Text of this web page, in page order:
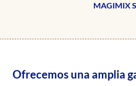
MAGIMIX
Ofrecemos una amplia